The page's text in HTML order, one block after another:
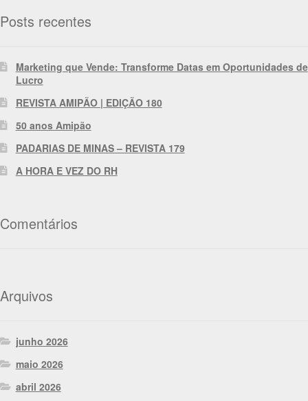
Posts recentes
Marketing que Vende: Transforme Datas em Oportunidades de
Lucro
REVISTA AMIPÃO | EDIÇÃO 180
50 anos Amipão
PADARIAS DE MINAS – REVISTA 179
A HORA E VEZ DO RH
Comentários
Arquivos
junho 2026
maio 2026
abril 2026